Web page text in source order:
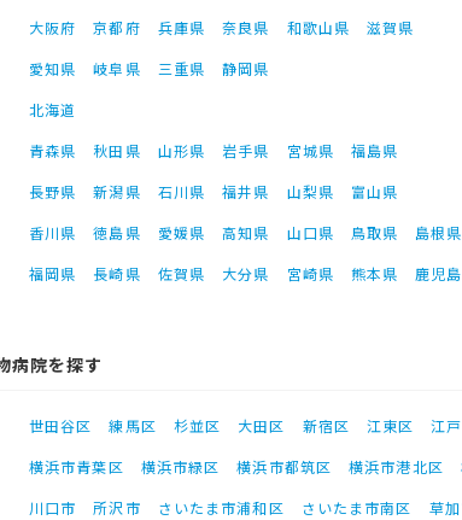
大阪府 京都府 兵庫県 奈良県 和歌山県
滋賀県
愛知県 岐阜県 三重県
静岡県
北海道
青森県 秋田県 山形県 岩手県 宮城県
福島県
長野県 新潟県 石川県 福井県 山梨県
富山県
香川県 徳島県 愛媛県 高知県 山口県 鳥取県 島根県
福岡県 長崎県 佐賀県 大分県 宮崎県 熊本県 鹿児
病院を探す
世田谷区 練馬区 杉並区 大田区 新宿区 江東区 江
横浜市青葉区 横浜市緑区 横浜市都筑区 横浜市港北区
川口市 所沢市 さいたま市浦和区 さいたま市南区 草